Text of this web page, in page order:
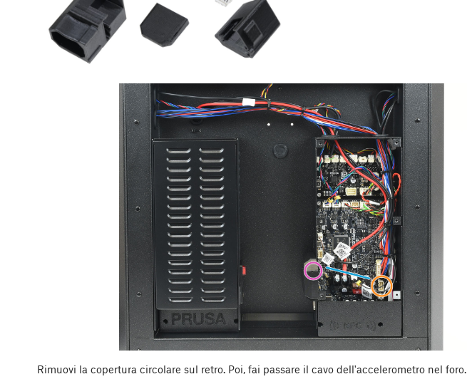
Rimuovi la copertura circolare sul retro. Poi, fai passare il cavo dell'accelerometro nel foro.